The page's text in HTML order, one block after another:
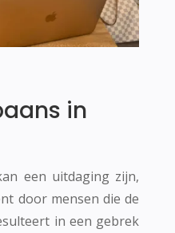
in
een uitdaging zijn,
door mensen die de
in een gebrek